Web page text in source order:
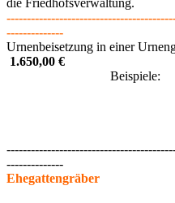
--------------
Urnenbeisetzung in einer
1.650,00 €
Beispiele:
--------------
Ehegattengräber